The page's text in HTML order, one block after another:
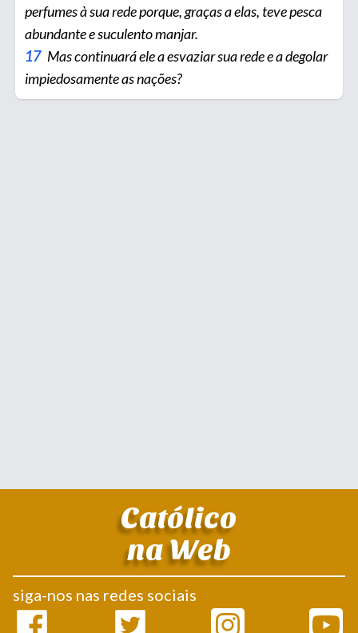
perfumes à sua rede porque, graças a elas, teve pesca
abundante e suculento manjar.
17 Mas continuará ele a esvaziar sua rede e a degolar
impiedosamente as nações?
Católico
na Web
siga-nos nas redes sociais